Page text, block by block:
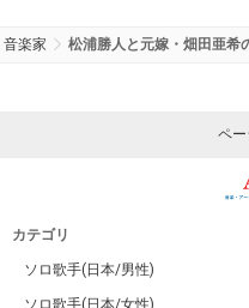
音楽家 松浦勝人と元嫁・畑田亜希
ペ
カテゴリ
ソロ歌手(日本/男性)
ソロ歌手(日本/女性)